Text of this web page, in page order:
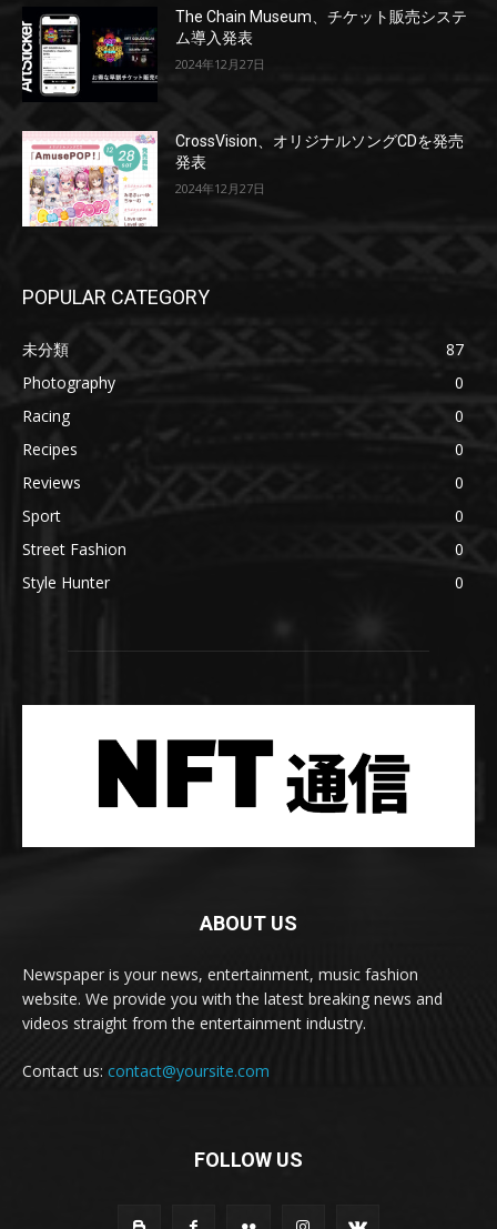
The Chain Museum、チケット販売システ
ム導入発表
2024年12月27日
CrossVision、オリジナルソングCDを発売
発表
2024年12月27日
POPULAR CATEGORY
未分類
87
Photography
0
Racing
0
Recipes
0
Reviews
0
Sport
0
Street Fashion
0
Style Hunter
0
ABOUT US
Newspaper is your news, entertainment, music fashion
website. We provide you with the latest breaking news and
videos straight from the entertainment industry.
Contact us: contact@yoursite.com
FOLLOW US